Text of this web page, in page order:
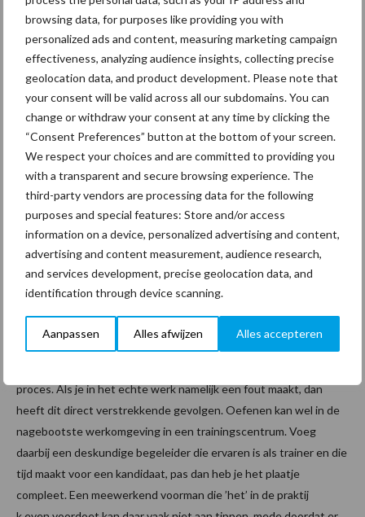
browsing data, for purposes like providing you with
personalized ads and content, measuring marketing campaign
effectiveness, analyzing audience insights, collecting precise
geolocation data, and product development. Please note that
your consent will be valid across all our subdomains. You can
change or withdraw your consent at any time by clicking the
“Consent Preferences” button at the bottom of your screen.
We respect your choices and are committed to providing you
with a transparent and secure browsing experience. The
third-party vendors are processing data for the following
purposes and special features: Store and/or access
information on a device, personalized advertising and content,
advertising and content measurement, audience research,
and services development, precise geolocation data, and
identification through device scanning.
Aanpassen Alles afwijzen Alles accepteren
van een paar dubbeltjes krijgt een schoonmaker geen stof en de
daarin verzamelde ziekmakers binnen. Een heel eenvoudige vorm
is. Binnen de industrie gaan we nog een stapje verder door te
werken met gasmaskers om gevaarlijke stoffen uit te filteren of
met onafhankelijke middelen zoals persluchtmaskers en –flessen
wanneer de omgeving te weinig zuurstof bevat. Verlagen van het
zuurstofniveau wordt gedaan om het explosiegevaar tegen te
gaan. Denk bijvoorbeeld aan het werken in opslagtanks en silo’s.”
De vraag dringt zich op of de eigen trainingen van
schoonmaakbedrijven dan zo slecht zijn? Goedendorp: “Dat hoeft
niet per se, maar er zijn zaken die meer dan de normale aandacht
vragen. Allereerst is daar het vaak lage taalniveau van de
medewerkers. Alleen het volgen van een training met een
proces. Als je in het echte werk namelijk een fout maakt, dan
heeft dit direct verstrekkende gevolgen. Oefenen kan wel in de
nagebootste werkomgeving in een trainingscentrum. Voeg
daarbij een deskundige begeleider die ervaren is als trainer en die
tijd maakt voor een kandidaat, pas dan heb je het plaatje
compleet. Een meewerkend voorman die ’het’ in de praktij